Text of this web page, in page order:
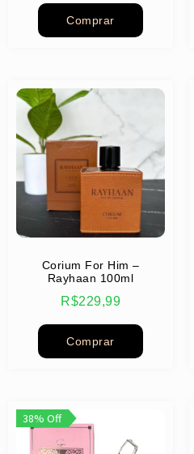
Comprar
Corium For Him –
Rayhaan 100ml
R$229,99
Comprar
38% Off